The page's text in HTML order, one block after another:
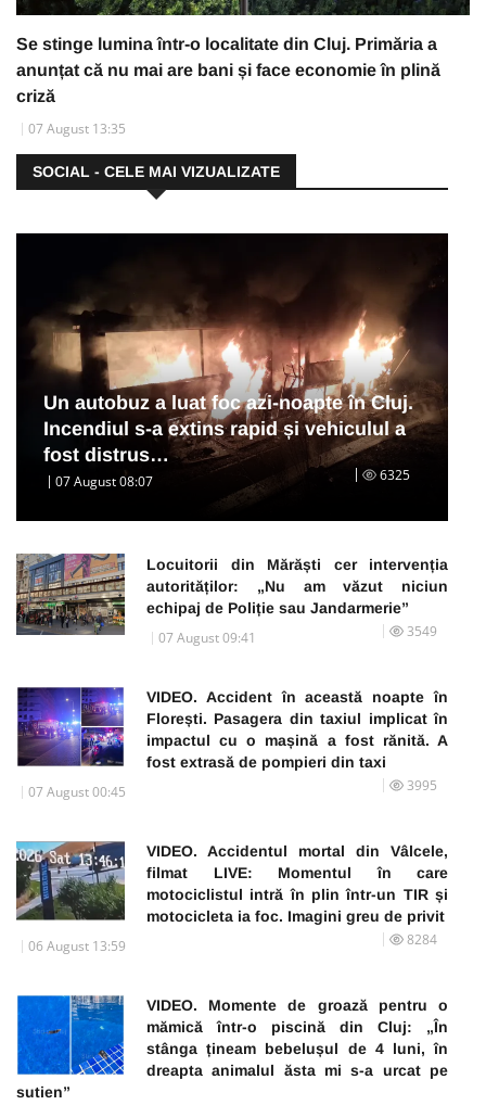
Se stinge lumina într-o localitate din Cluj. Primăria a
anunțat că nu mai are bani și face economie în plină
criză
07 August 13:35
SOCIAL - CELE MAI VIZUALIZATE
Un autobuz a luat foc azi-noapte în Cluj.
Incendiul s-a extins rapid și vehiculul a
fost distrus…
07 August 08:07 6325
Locuitorii din Mărăști cer intervenția
autorităților: „Nu am văzut niciun
echipaj de Poliție sau Jandarmerie”
07 August 09:41 3549
VIDEO. Accident în această noapte în
Florești. Pasagera din taxiul implicat în
impactul cu o mașină a fost rănită. A
fost extrasă de pompieri din taxi
07 August 00:45 3995
VIDEO. Accidentul mortal din Vâlcele,
filmat LIVE: Momentul în care
motociclistul intră în plin într-un TIR și
motocicleta ia foc. Imagini greu de privit
06 August 13:59 8284
VIDEO. Momente de groază pentru o
mămică într-o piscină din Cluj: „În
stânga țineam bebelușul de 4 luni, în
dreapta animalul ăsta mi s-a urcat pe
sutien”